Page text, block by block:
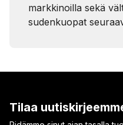
markkinoilla sekä
sudenkuopat
Tilaa